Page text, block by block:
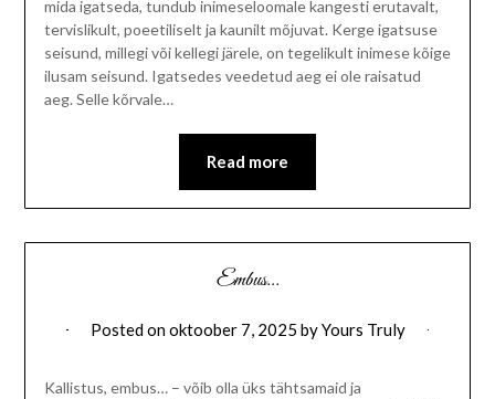
mida igatseda, tundub inimeseloomale kangesti erutavalt,
tervislikult, poeetiliselt ja kaunilt mõjuvat. Kerge igatsuse
seisund, millegi või kellegi järele, on tegelikult inimese kõige
ilusam seisund. Igatsedes veedetud aeg ei ole raisatud
aeg. Selle kõrvale…
Read more
Embus…
Posted onoktoober 7, 2025 byYours Truly
Kallistus, embus… – võib olla üks tähtsamaid ja